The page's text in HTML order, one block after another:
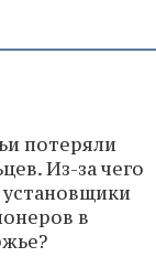
потеряли
Из-за чего
в